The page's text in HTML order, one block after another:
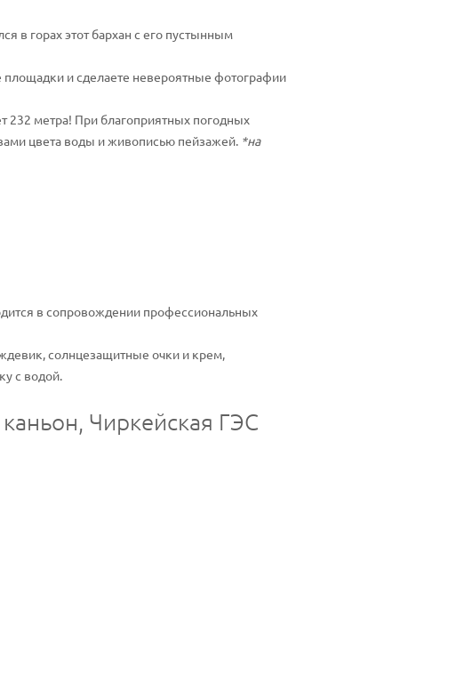
в горах этот бархан с его пустынным
и сделаете невероятные фотографии
232 метра! При благоприятных погодных
цвета воды и живописью пейзажей. *на
в сопровождении профессиональных
солнцезащитные очки и крем,
с водой.
Чиркейская ГЭС